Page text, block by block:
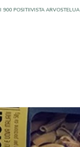
ERINOMAISILTA VALMISTAJILTA